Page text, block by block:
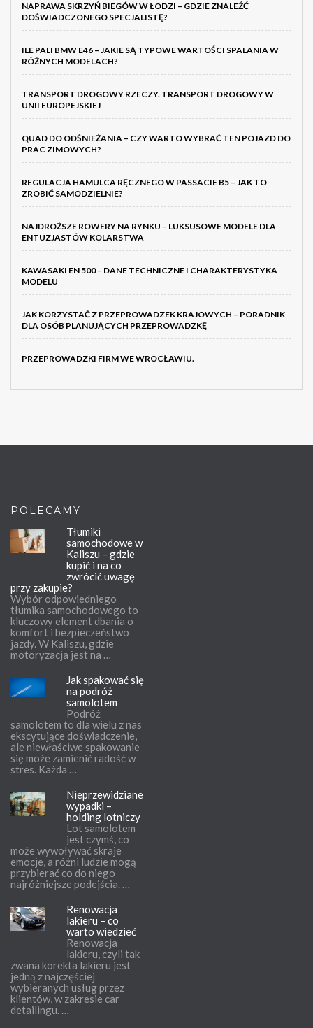
NAPRAWA SKRZYŃ BIEGÓW W ŁODZI – GDZIE ZNALEŹĆ
DOŚWIADCZONEGO SPECJALISTĘ?
ILE PALI BMW E46 – JAKIE SĄ TYPOWE WARTOŚCI SPALANIA W
RÓŻNYCH MODELACH?
TRANSPORT DROGOWY RZECZY. TRANSPORT DROGOWY W
UNII EUROPEJSKIEJ
QUAD DO ODŚNIEŻANIA – CZY WARTO WYBRAĆ TEN POJAZD DO
PRAC ZIMOWYCH?
REGULACJA HAMULCA RĘCZNEGO W PASSACIE B5 – JAK TO
ZROBIĆ SAMODZIELNIE?
NAJDROŻSZE ROWERY NA RYNKU – LUKSUSOWE MODELE DLA
ENTUZJASTÓW KOLARSTWA
KAWASAKI EN 500 – DANE TECHNICZNE I CHARAKTERYSTYKA
MODELU
JAK KORZYSTAĆ Z PRZEPROWADZEK KRAJOWYCH – PORADNIK
DLA OSÓB PLANUJĄCYCH PRZEPROWADZKĘ
PRZEPROWADZKI FIRM WE WROCŁAWIU.
POLECAMY
Tłumiki
samochodowe w
Kaliszu – gdzie
kupić i na co
zwrócić uwagę
przy zakupie?
Wybór odpowiedniego
tłumika samochodowego to
kluczowy element dbania o
komfort i bezpieczeństwo
jazdy. W Kaliszu, gdzie
motoryzacja jest na …
Jak spakować się
na podróż
samolotem
Podróż
samolotem to dla wielu z nas
ekscytujące doświadczenie,
ale niewłaściwe spakowanie
się może zamienić radość w
stres. Każda …
Nieprzewidziane
wypadki –
holding lotniczy
Lot samolotem
jest czymś, co
może wywoływać skraje
emocje, a różni ludzie mogą
przybierać co do niego
najróżniejsze podejścia. …
Renowacja
lakieru – co
warto wiedzieć
Renowacja
lakieru, czyli tak
zwana korekta lakieru jest
jedną z najczęściej
wybieranych usług przez
klientów, w zakresie car
detailingu. …